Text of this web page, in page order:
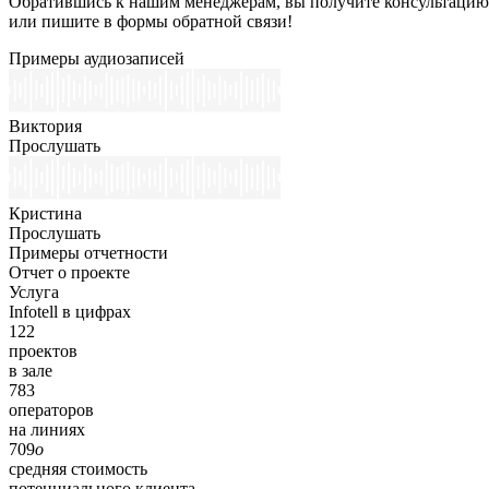
или пишите в формы обратной связи!
Примеры аудиозаписей
Виктория
Прослушать
Кристина
Прослушать
Примеры отчетности
Отчет о проекте
Услуга
Infotell в цифрах
122
проектов
в зале
783
операторов
на линиях
709o
средняя стоимость